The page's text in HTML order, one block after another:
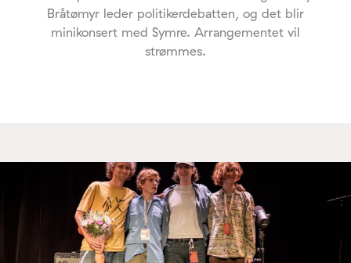
Bråtømyr leder politikerdebatten, og det blir
minikonsert med Symre. Arrangementet vil
strømmes.